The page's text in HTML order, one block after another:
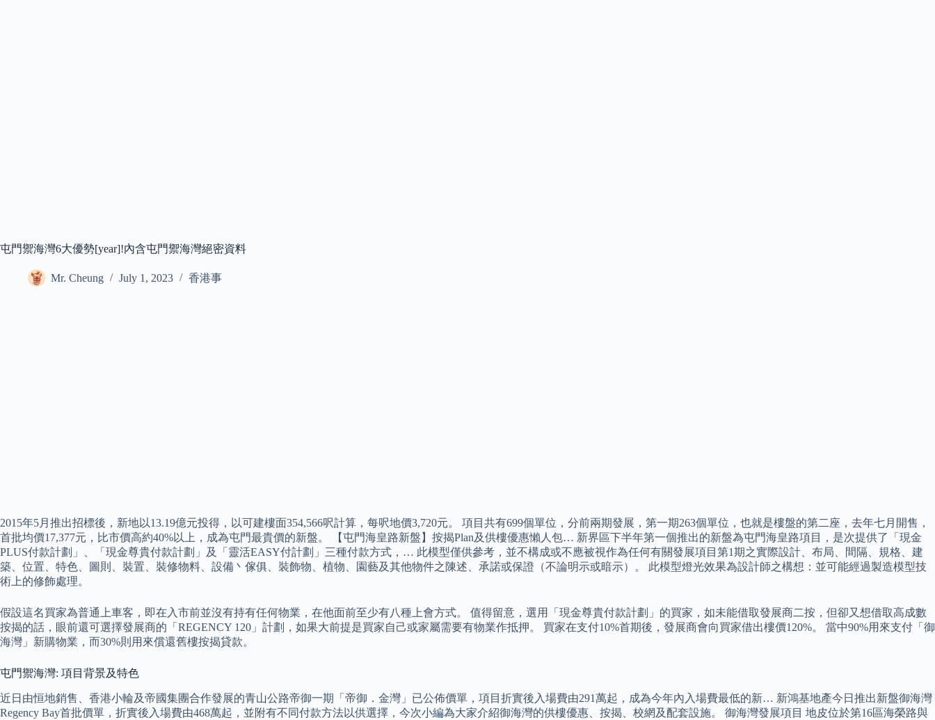
屯門禦海灣6大優勢[year]!內含屯門禦海灣絕密資料
Mr. Cheung July 1, 2023 香港事
2015年5月推出招標後，新地以13.19億元投得，以可建樓面354,566呎計算，每呎地價3,720元。 項目共有699個單位，分前兩期發展，第一期263個單位，也就是樓盤的第二座，去年七月開售，
首批均價17,377元，比市價高約40%以上，成為屯門最貴價的新盤。 【屯門海皇路新盤】按揭Plan及供樓優惠懶人包… 新界區下半年第一個推出的新盤為屯門海皇路項目，是次提供了「現金
PLUS付款計劃」、「現金尊貴付款計劃」及「靈活EASY付計劃」三種付款方式，… 此模型僅供參考，並不構成或不應被視作為任何有關發展項目第1期之實際設計、布局、間隔、規格、建
築、位置、特色、圖則、裝置、裝修物料、設備丶傢俱、裝飾物、植物、園藝及其他物件之陳述、承諾或保證（不論明示或暗示）。 此模型燈光效果為設計師之構想：並可能經過製造模型技
術上的修飾處理。
假設這名買家為普通上車客，即在入市前並沒有持有任何物業，在他面前至少有八種上會方式。 值得留意，選用「現金尊貴付款計劃」的買家，如未能借取發展商二按，但卻又想借取高成數
按揭的話，眼前還可選擇發展商的「REGENCY 120」計劃，如果大前提是買家自己或家屬需要有物業作抵押。 買家在支付10%首期後，發展商會向買家借出樓價120%。 當中90%用來支付「御
海灣」新購物業，而30%則用來償還舊樓按揭貸款。
屯門禦海灣: 項目背景及特色
近日由恒地銷售、香港小輪及帝國集團合作發展的青山公路帝御一期「帝御．金灣」已公佈價單，項目折實後入場費由291萬起，成為今年內入場費最低的新… 新鴻基地產今日推出新盤御海灣
Regency Bay首批價單，折實後入場費由468萬起，並附有不同付款方法以供選擇，今次小編為大家介紹御海灣的供樓優惠、按揭、校網及配套設施。 御海灣發展項目 地皮位於第16區海榮路與